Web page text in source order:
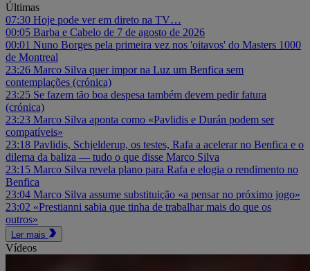
Últimas
07:30 Hoje pode ver em direto na TV…
00:05 Barba e Cabelo de 7 de agosto de 2026
00:01 Nuno Borges pela primeira vez nos 'oitavos' do Masters 1000
de Montreal
23:26 Marco Silva quer impor na Luz um Benfica sem
contemplações (crónica)
23:25 Se fazem tão boa despesa também devem pedir fatura
(crónica)
23:23 Marco Silva aponta como «Pavlidis e Durán podem ser
compatíveis»
23:18 Pavlidis, Schjelderup, os testes, Rafa a acelerar no Benfica e o
dilema da baliza — tudo o que disse Marco Silva
23:15 Marco Silva revela plano para Rafa e elogia o rendimento no
Benfica
23:04 Marco Silva assume substituição «a pensar no próximo jogo»
23:02 «Prestianni sabia que tinha de trabalhar mais do que os
outros»
Ler mais
Vídeos